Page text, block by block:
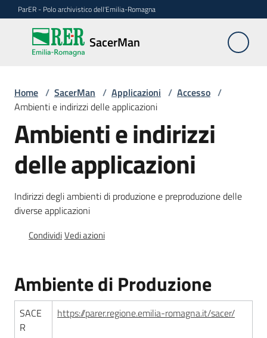
Vai al contenuto
Vai alla navigazione
Vai al footer
ParER - Polo archivistico dell'Emilia-Romagna
SacerMan
SacerMan
Applicazioni
Menu selezionato
Evolutive
FAQ
ParER -
Polo
archivistico
Home / SacerMan / Applicazioni / Accesso /
Ambienti e indirizzi delle applicazioni
Ambienti e indirizzi
delle applicazioni
Indirizzi degli ambienti di produzione e preproduzione delle
diverse applicazioni
CondividiVedi azioni
Ambiente di Produzione
SACE
R
https://parer.regione.emilia-romagna.it/sacer/